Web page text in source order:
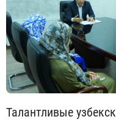
Талантливые